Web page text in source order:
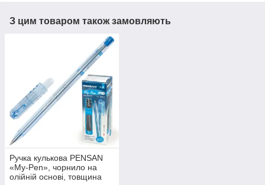
З цим товаром також замовляють
Ручка кулькова PENSAN
«My-Pen», чорнило на
олійній основі, товщина